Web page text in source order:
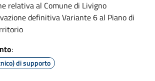
relativa al Comune di Livigno
definitiva Variante 6 al Piano di
:
di supporto